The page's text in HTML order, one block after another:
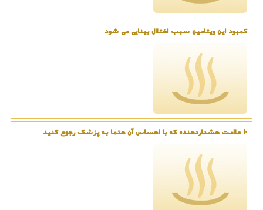
کمبود این ویتامین سبب اختلال بینایی می شود
۱۰ علامت هشداردهنده که با احساس آن حتما به پزشک رجوع کنید